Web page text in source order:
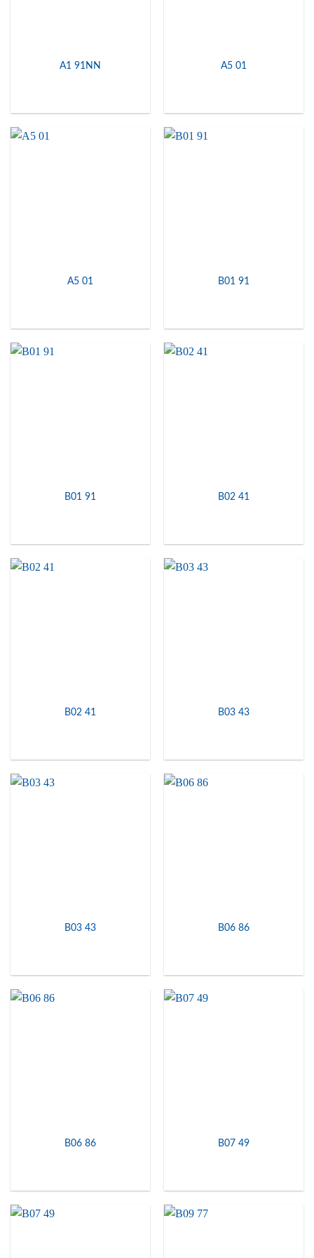
A1 91NN A5 01
A5 01 B01 91
B01 91 B02 41
B02 41 B03 43
B03 43 B06 86
B06 86 B07 49